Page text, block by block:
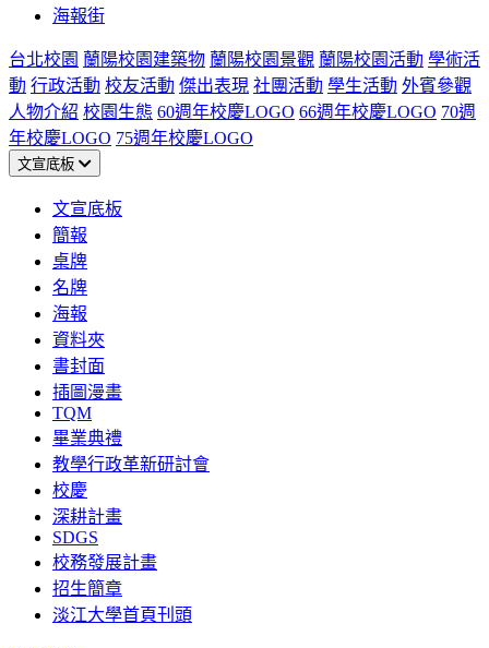
海報街
台北校園 蘭陽校園建築物 蘭陽校園景觀 蘭陽校園活動 學術活
動 行政活動 校友活動 傑出表現 社團活動 學生活動 外賓參觀
人物介紹 校園生態 60週年校慶LOGO 66週年校慶LOGO 70週
年校慶LOGO 75週年校慶LOGO
文宣底板
文宣底板
簡報
桌牌
名牌
海報
資料夾
書封面
插圖漫畫
TQM
畢業典禮
教學行政革新研討會
校慶
深耕計畫
SDGS
校務發展計畫
招生簡章
淡江大學首頁刊頭